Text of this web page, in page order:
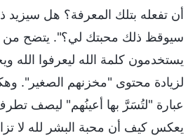
أن تفعله بتلك المعرفة؟ هل
سيوقظ ذلك محبتك لي؟". يتضح من
يستخدمون كلمة الله ليعرفوا الله
لزيادة محتوى "مخزنهم الصغير".
عبارة "لتُسَرَّ بها أعينُهم" ليصف
يعكس كيف أن محبة البشر لله لا